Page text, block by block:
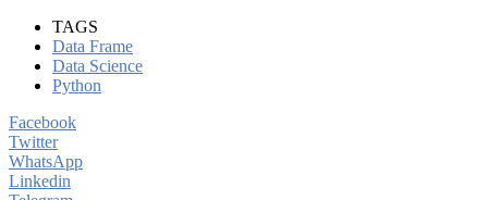
TAGS
Data Frame
Data Science
Python
Facebook
Twitter
WhatsApp
Linkedin